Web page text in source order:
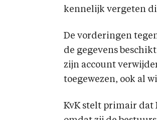
kennelijk vergeten
De vorderingen
de gegevens
zijn account
toegewezen, ook al
KvK stelt primair dat